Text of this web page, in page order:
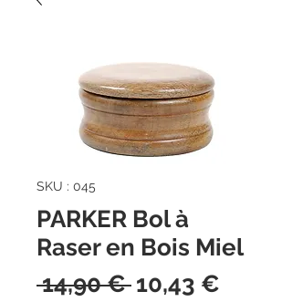
SKU : 045
PARKER Bol à
Raser en Bois Miel
14,90 € Prix
10,43 €